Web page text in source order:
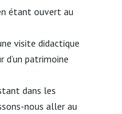
étant ouvert au
visite didactique
d’un patrimoine
dans les
nous aller au